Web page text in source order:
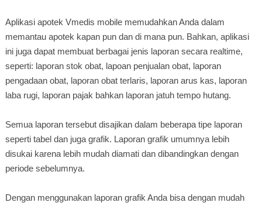
Aplikasi apotek Vmedis mobile memudahkan Anda dalam
memantau apotek kapan pun dan di mana pun. Bahkan, aplikasi
ini juga dapat membuat berbagai jenis laporan secara realtime,
seperti: laporan stok obat, lapoan penjualan obat, laporan
pengadaan obat, laporan obat terlaris, laporan arus kas, laporan
laba rugi, laporan pajak bahkan laporan jatuh tempo hutang.
Semua laporan tersebut disajikan dalam beberapa tipe laporan
seperti tabel dan juga grafik. Laporan grafik umumnya lebih
disukai karena lebih mudah diamati dan dibandingkan dengan
periode sebelumnya.
Dengan menggunakan laporan grafik Anda bisa dengan mudah